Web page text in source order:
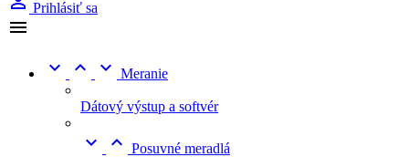
Prihlásiť sa


  Meranie
Dátový výstup a softvér
  Posuvné meradlá